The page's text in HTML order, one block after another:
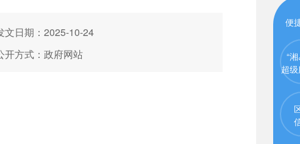
文日期：2025-10-24
开方式：政府网站
便
“
超